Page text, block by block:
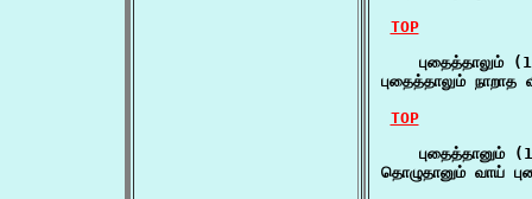
TOP
புதைத்தாலும்
புதைத்தாலும்
TOP
புதைத்தானும்
தொழுதானும் வாய்